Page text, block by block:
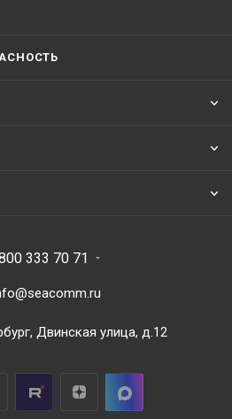
333 70 71
Двинская улица, д.12